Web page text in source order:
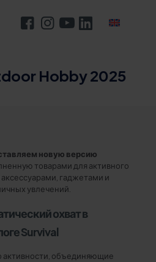
Hobby 2025
новую версию
товарами для активного
гаджетами и
увлечений.
охват в
Survival
активности, объединяющие